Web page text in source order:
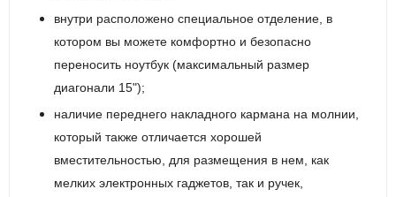
внутри расположено специальное отделение, в
котором вы можете комфортно и безопасно
переносить ноутбук (максимальный размер
диагонали 15");
наличие переднего накладного кармана на молнии,
который также отличается хорошей
вместительностью, для размещения в нем, как
мелких электронных гаджетов, так и ручек,